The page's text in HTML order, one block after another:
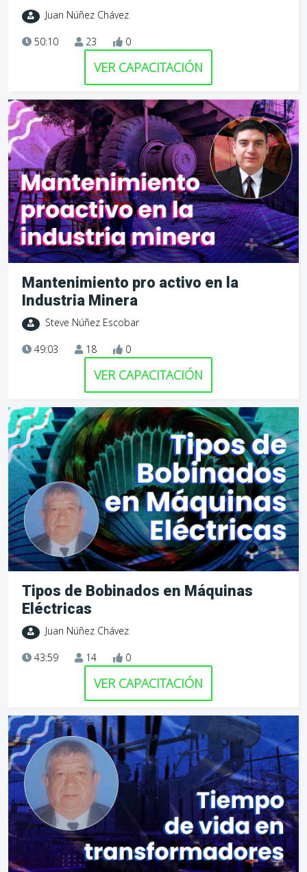
Juan Núñez Chávez
50:10 23 0
VER CAPACITACIÓN
Mantenimiento pro activo en la
Industria Minera
Steve Núñez Escobar
49:03 18 0
VER CAPACITACIÓN
Tipos de Bobinados en Máquinas
Eléctricas
Juan Núñez Chávez
43:59 14 0
VER CAPACITACIÓN